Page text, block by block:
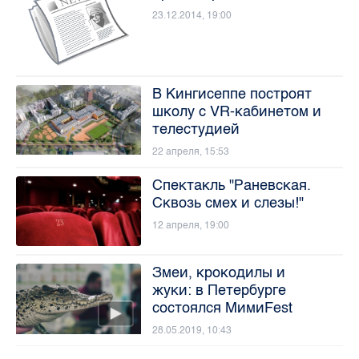
23.12.2014, 19:00
В Кингисеппе построят
школу с VR-кабинетом и
телестудией
22 апреля, 15:53
Спектакль "Раневская.
Сквозь смех и слезы!"
12 апреля, 19:00
Змеи, крокодилы и
жуки: в Петербурге
состоялся МимиFest
28.05.2019, 10:43